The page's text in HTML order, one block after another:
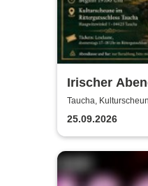
Irischer
Sober
& Whisky in
Taucha,
Rittergutschloss
25.09.2026